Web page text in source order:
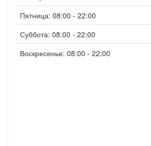
Пятница: 08:00 - 22:00
Суббота: 08:00 - 22:00
Воскресенье: 08:00 - 22:00